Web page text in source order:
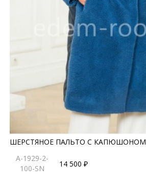
ШЕРСТЯНОЕ ПАЛЬТО С КАПЮШОНОМ
A-1929-2-
100-SN
14 500 ₽